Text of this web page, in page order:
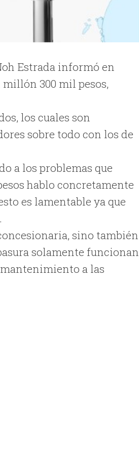
Estrada informó en
300 mil pesos,
los cuales son
sobre todo con los de
a los problemas que
hablo concretamente
es lamentable ya que
sino también
solamente funcionan
a las